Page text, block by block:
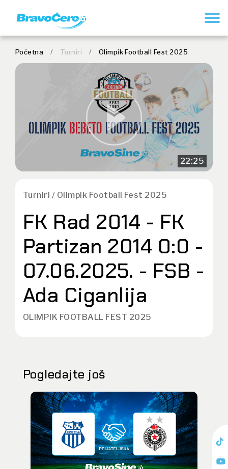
Početna / Turniri / Olimpik Football Fest 2025
22:25
Turniri / Olimpik Football Fest 2025
FK Rad 2014 - FK
Partizan 2014 0:0 -
07.06.2025. - FSB -
Ada Ciganlija
OLIMPIK FOOTBALL FEST 2025
Pogledajte još